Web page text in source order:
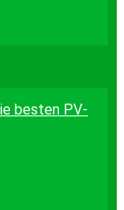
besten PV-